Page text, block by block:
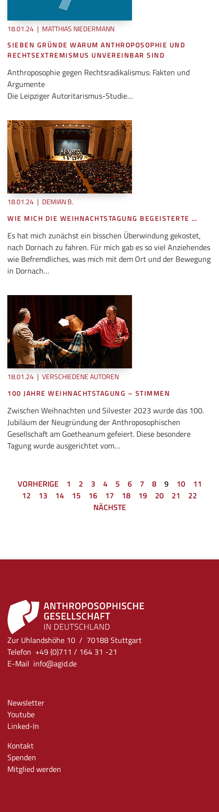
18.01.24 | MATTHIAS NIEDERMANN
SIEBEN GRÜNDE WARUM ANTHROPOSOPHIE UND
RECHTSEXTREMISMUS UNVEREINBAR SIND
Anthroposophie gegen Rechtsradikalismus: Fakten und
Argumente
Die Leipziger Autoritarismus-Studie…
18.01.24 | DEMIAN B.
WIE MICH DIE WEIHNACHTSTAGUNG BEGEISTERTE …
Es hat mich zunächst ein bisschen Überwindung gekostet,
nach Dornach zu fahren. Für mich gab es so viel Anziehendes
wie Befremdliches, was mich mit dem Ort und der Bewegung
in Dornach…
18.01.24 | VERSCHIEDENE AUTOREN
100 JAHRE WEIHNACHTSTAGUNG – STIMMEN
Zwischen Weihnachten und Silvester 2023 wurde das 100.
Jubiläum der Neugründung der Anthroposophischen
Gesellschaft am Goetheanum gefeiert. Diese besondere
Tagung wurde ausgerichtet vom…
VORHERIGE 1 2 3 4 5 6 7 8 9 10
11
12
13 14 15 16 17 18 19 20 21
22
NÄCHSTE
Zur Uhlandshöhe 10 / 70188 Stuttgart
Telefon +49 (0)711 / 164 31 -21
E-Mail info@agid.de
Newsletter
Youtube
Linked-In
Kontakt
Spenden
Mitglied werden